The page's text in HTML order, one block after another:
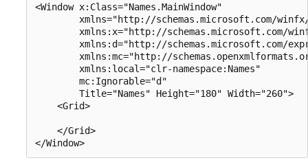
<Window x:Class="Names.MainWindow"
xmlns="http://schemas.microsoft.com/
xmlns:x="http://schemas.microsoft.com/
xmlns:d="http://schemas.microsoft.com/
xmlns:mc="http://
        xmlns:local="clr-namespace:Names"
        mc:Ignorable="d"
        Title="Names" Height="180" Width="260">
    <Grid>
    </Grid>